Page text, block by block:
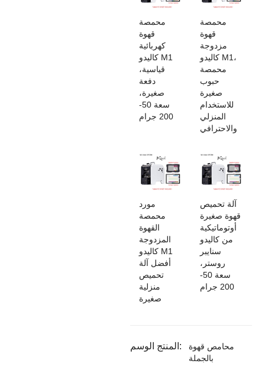
محمصة
قهوة
كهربائية
كاليدو M1
قياسية،
دفعة
صغيرة،
سعة 50-
200 جرام
محمصة
قهوة
مزدوجة
كاليدو M1،
محمصة
حبوب
صغيرة
للاستخدام
المنزلي
والاحترافي
‌مورد
محمصة
القهوة
المزدوجة
كاليدو M1
أفضل آلة
تحميص
منزلية
صغيرة
آلة تحميص
قهوة صغيرة
أوتوماتيكية
من كاليدو
سنايبر
روستر،
سعة 50-
200 جرام
المنتج الوسم:
محامص قهوة
بالجملة